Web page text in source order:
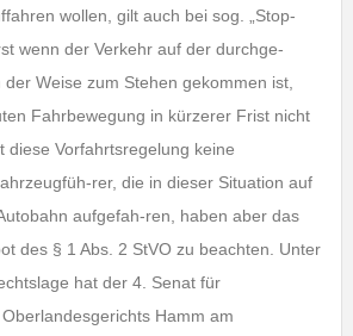
wollen, gilt auch bei sog. „Stop-
wenn der Verkehr auf der durchge-
Weise zum Stehen gekommen ist,
Fahrbewegung in kürzerer Frist nicht
diese Vorfahrtsregelung keine
rer, die in dieser Situation auf
aufgefah-ren, haben aber das
des § 1 Abs. 2 StVO zu beachten. Unter
hat der 4. Senat für
Hamm am